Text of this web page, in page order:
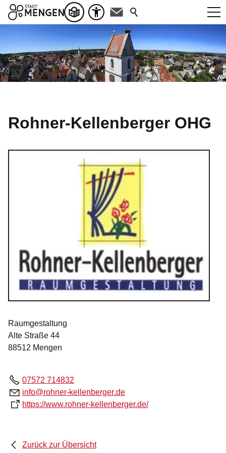
Rohner-Kellenberger OHG
Raumgestaltung
Alte Straße 44
88512 Mengen
07572 714832
nf
r hn r-k nb rg r d
https://www.rohner-kellenberger.de/
Zurück zur Übersicht